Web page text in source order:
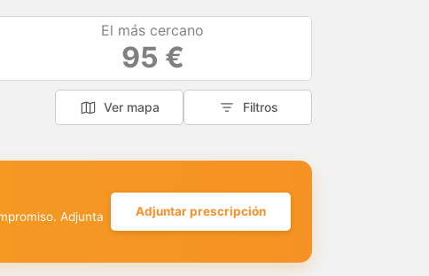
El más cercano
95 €
Ver mapa Filtros
Adjunta
Adjuntar prescripción